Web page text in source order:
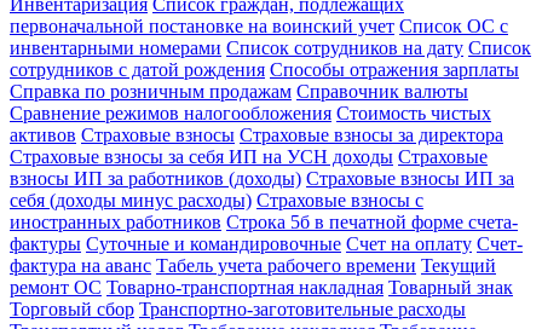
Инвентаризация Список граждан, подлежащих
первоначальной постановке на воинский учет Список ОС с
инвентарными номерами Список сотрудников на дату Список
сотрудников с датой рождения Способы отражения зарплаты
Справка по розничным продажам Справочник валюты
Сравнение режимов налогообложения Стоимость чистых
активов Страховые взносы Страховые взносы за директора
Страховые взносы за себя ИП на УСН доходы Страховые
взносы ИП за работников (доходы) Страховые взносы ИП за
себя (доходы минус расходы) Страховые взносы с
иностранных работников Строка 5б в печатной форме счета-
фактуры Суточные и командировочные Счет на оплату Счет-
фактура на аванс Табель учета рабочего времени Текущий
ремонт ОС Товарно-транспортная накладная Товарный знак
Торговый сбор Транспортно-заготовительные расходы